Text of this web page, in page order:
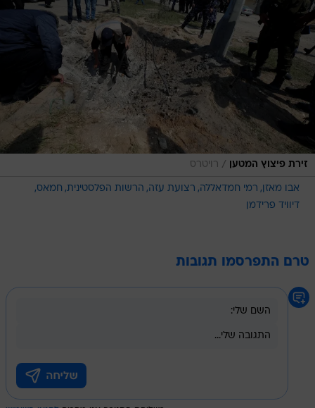
זירת פיצוץ המטען / רויטרס
אבו מאזן רמי חמדאללה רצועת עזה הרשות הפלסטינית חמאס
דיוויד פרידמן
טרם התפרסמו תגובות